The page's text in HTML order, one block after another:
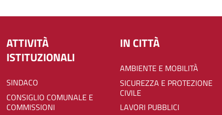
ATTIVITÀ
ISTITUZIONALI
SINDACO
CONSIGLIO COMUNALE E
COMMISSIONI
IN CITTÀ
AMBIENTE E MOBILITÀ
SICUREZZA E PROTEZIONE
CIVILE
LAVORI PUBBLICI